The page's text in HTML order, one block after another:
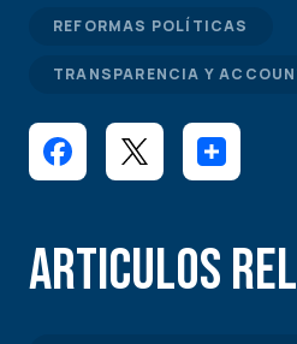
REFORMAS POLÍTICAS
TRANSPARENCIA Y
Articulos